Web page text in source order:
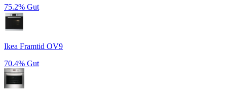
75.2% Gut
Ikea Framtid OV9
70.4% Gut